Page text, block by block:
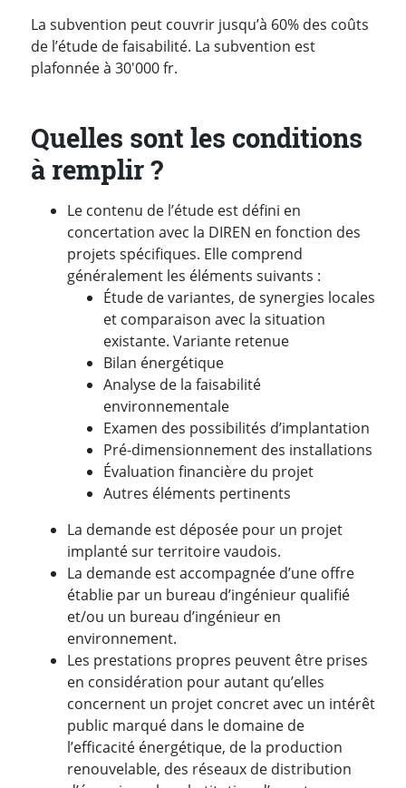
La subvention peut couvrir jusqu’à 60% des coûts
de l’étude de faisabilité. La subvention est
plafonnée à 30'000 fr.
Quelles sont les conditions
à remplir ?
Le contenu de l’étude est défini en
concertation avec la DIREN en fonction des
projets spécifiques. Elle comprend
généralement les éléments suivants :
Étude de variantes, de synergies locales
et comparaison avec la situation
existante. Variante retenue
Bilan énergétique
Analyse de la faisabilité
environnementale
Examen des possibilités d’implantation
Pré-dimensionnement des installations
Évaluation financière du projet
Autres éléments pertinents
La demande est déposée pour un projet
implanté sur territoire vaudois.
La demande est accompagnée d’une offre
établie par un bureau d’ingénieur qualifié
et/ou un bureau d’ingénieur en
environnement.
Les prestations propres peuvent être prises
en considération pour autant qu’elles
concernent un projet concret avec un intérêt
public marqué dans le domaine de
l’efficacité énergétique, de la production
renouvelable, des réseaux de distribution